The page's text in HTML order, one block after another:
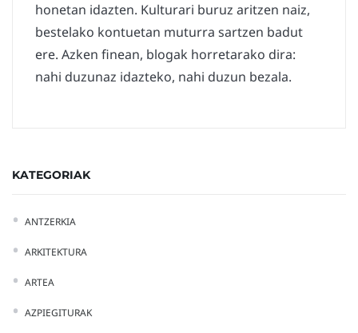
honetan idazten. Kulturari buruz aritzen naiz,
bestelako kontuetan muturra sartzen badut
ere. Azken finean, blogak horretarako dira:
nahi duzunaz idazteko, nahi duzun bezala.
KATEGORIAK
ANTZERKIA
ARKITEKTURA
ARTEA
AZPIEGITURAK